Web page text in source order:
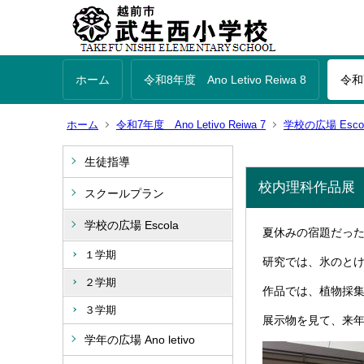
ホーム 令和8年度 Ano Letivo Reiwa 8 令
ホーム 令和7年度 Ano Letivo Reiwa 7 学校の広場
生徒指導
スクールプラン
学校の広場 Escola
１学期
２学期
３学期
学年の広場 Ano letivo
校内理科作品展
夏休みの宿題だっ
研究では、氷のと
作品では、植物採
展示物を見て、来